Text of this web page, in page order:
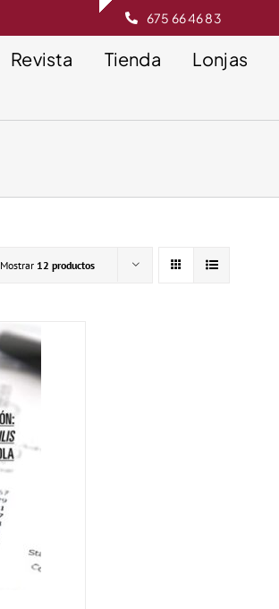
675 66 46 83
Revista Tienda Lonjas
Mostrar 12 productos